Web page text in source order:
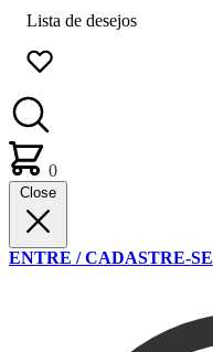
Lista de desejos
0
Close
ENTRE / CADASTRE-SE